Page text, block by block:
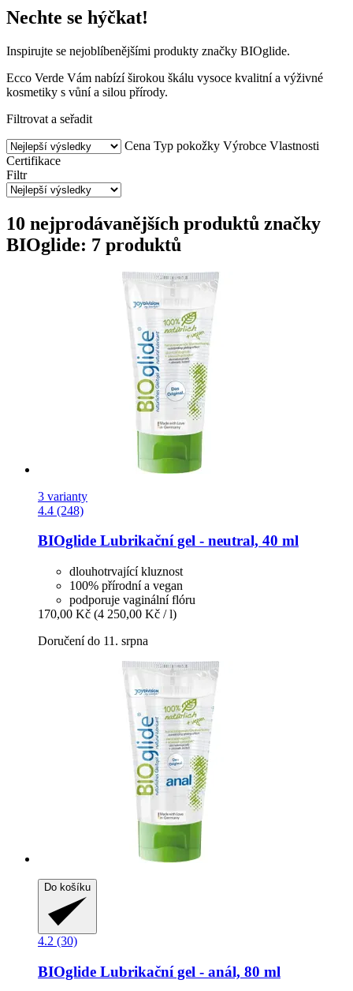
Nechte se hýčkat!
Inspirujte se nejoblíbenějšími produkty značky BIOglide.
Ecco Verde Vám nabízí širokou škálu vysoce kvalitní a výživné
kosmetiky s vůní a silou přírody.
Filtrovat a seřadit
Cena Typ pokožky Výrobce Vlastnosti
Certifikace
Filtr
10 nejprodávanějších produktů značky
BIOglide: 7 produktů
3 varianty
4.4 (248)
BIOglide Lubrikační gel -​ neutral, 40 ml
dlouhotrvající kluznost
100% přírodní a vegan
podporuje vaginální flóru
170,00 Kč (4 250,00 Kč / l)
Doručení do 11. srpna
Do košíku
4.2 (30)
BIOglide Lubrikační gel -​ anál, 80 ml